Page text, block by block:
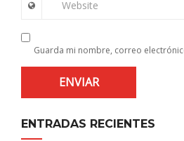
Website
ENTRADAS RECIENTES